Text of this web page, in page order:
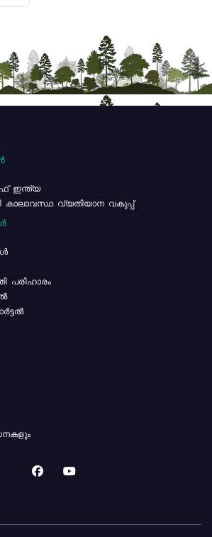
ഇന്ത്യ
കാലാവസ്ഥ വ്യതിയാന വകുപ്പ്
പരിഹാരം